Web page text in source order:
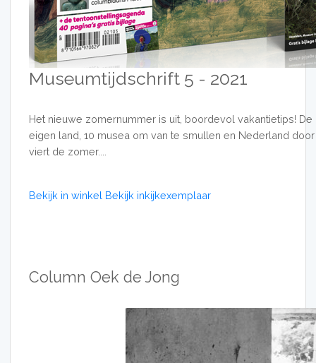
Museumtijdschrift 5 - 2021
Het nieuwe zomernummer is uit, boordevol vakantietips!
eigen land, 10 musea om van te smullen en Nederland
viert de zomer....
Bekijk in winkel Bekijk inkijkexemplaar
Column Oek de Jong